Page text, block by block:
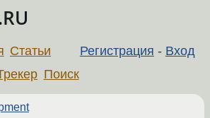
Регистрация - Вход
Статьи
Поиск